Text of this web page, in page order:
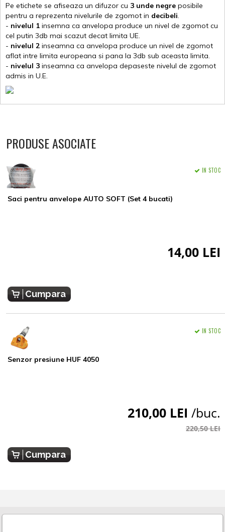
Pe etichete se afiseaza un difuzor cu 3 unde negre posibile
pentru a reprezenta nivelurile de zgomot in decibeli.
- nivelul 1 insemna ca anvelopa produce un nivel de zgomot cu
cel putin 3db mai scazut decat limita UE.
- nivelul 2 inseamna ca anvelopa produce un nivel de zgomot
aflat intre limita europeana si pana la 3db sub aceasta limita.
- nivelul 3 inseamna ca anvelopa depaseste nivelul de zgomot
admis in U.E.
PRODUSE ASOCIATE
Saci pentru anvelope AUTO SOFT (Set 4 bucati)
IN STOC
14,00 LEI
Cumpara
Senzor presiune HUF 4050
IN STOC
210,00 LEI /buc.
220,50 LEI
Cumpara